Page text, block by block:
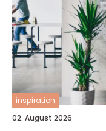
inspiration
02. August 2026